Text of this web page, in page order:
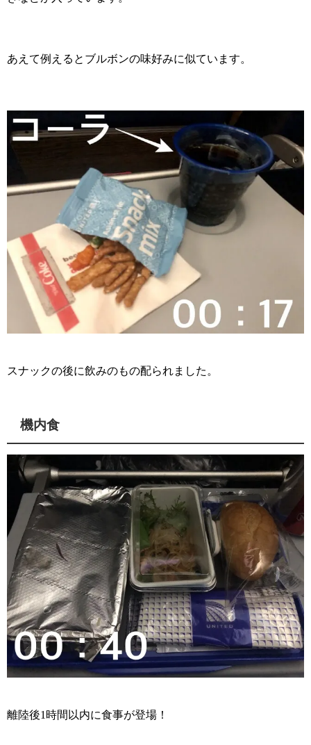
あえて例えるとブルボンの味好みに似ています。
スナックの後に飲みのもの配られました。
機内食
離陸後1時間以内に食事が登場！